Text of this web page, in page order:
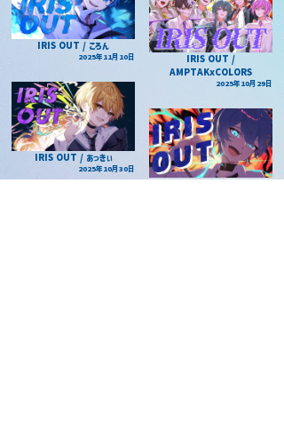
IRIS OUT / ころん
2025年11月10日
IRIS OUT / あっきぃ
2025年10月30日
IRIS OUT /
AMPTAKxCOLORS
2025年10月29日